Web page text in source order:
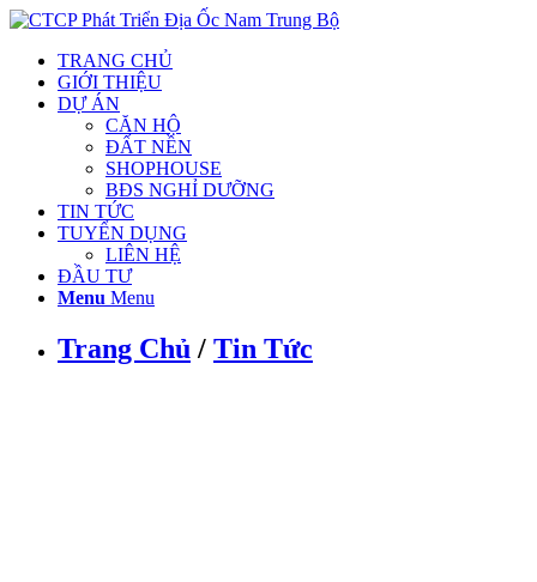
TRANG CHỦ
GIỚI THIỆU
DỰ ÁN
CĂN HỘ
ĐẤT NỀN
SHOPHOUSE
BĐS NGHỈ DƯỠNG
TIN TỨC
TUYỂN DỤNG
LIÊN HỆ
ĐẦU TƯ
Menu Menu
Trang Chủ / Tin Tức